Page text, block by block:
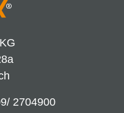
2704900